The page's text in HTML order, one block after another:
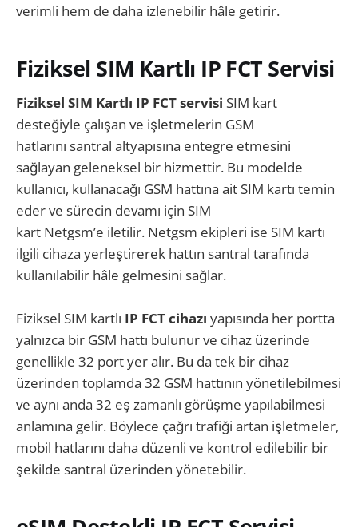
verimli hem de daha izlenebilir hâle getirir.
Fiziksel SIM Kartlı IP FCT Servisi
Fiziksel SIM Kartlı IP FCT servisi SIM kart
desteğiyle çalışan ve işletmelerin GSM
hatlarını santral altyapısına entegre etmesini
sağlayan geleneksel bir hizmettir. Bu modelde
kullanıcı, kullanacağı GSM hattına ait SIM kartı temin
eder ve sürecin devamı için SIM
kart Netgsm’e iletilir. Netgsm ekipleri ise SIM kartı
ilgili cihaza yerleştirerek hattın santral tarafında
kullanılabilir hâle gelmesini sağlar.
Fiziksel SIM kartlı IP FCT cihazı yapısında her portta
yalnızca bir GSM hattı bulunur ve cihaz üzerinde
genellikle 32 port yer alır. Bu da tek bir cihaz
üzerinden toplamda 32 GSM hattının yönetilebilmesi
ve aynı anda 32 eş zamanlı görüşme yapılabilmesi
anlamına gelir. Böylece çağrı trafiği artan işletmeler,
mobil hatlarını daha düzenli ve kontrol edilebilir bir
şekilde santral üzerinden yönetebilir.